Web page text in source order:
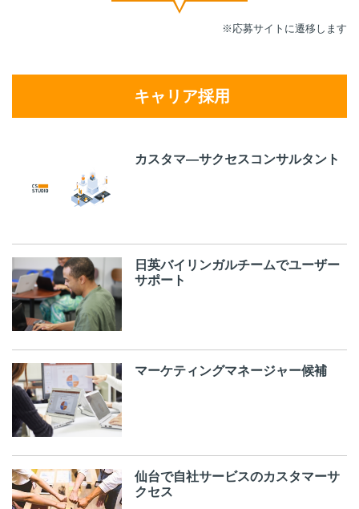
※応募サイトに遷移します
キャリア採用
カスタマ―サクセスコンサルタント
日英バイリンガルチームでユーザー
サポート
マーケティングマネージャー候補
仙台で自社サービスのカスタマーサ
クセス